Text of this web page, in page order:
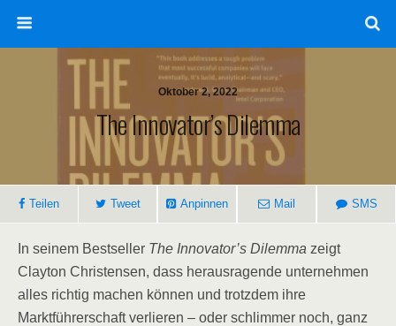
Oktober 2, 2022
The Innovator’s Dilemma
Teilen Tweet Anpinnen Mail SMS
In seinem Bestseller The Innovator’s Dilemma zeigt
Clayton Christensen, dass herausragende unternehmen
alles richtig machen können und trotzdem ihre
Marktführerschaft verlieren – oder schlimmer noch, ganz